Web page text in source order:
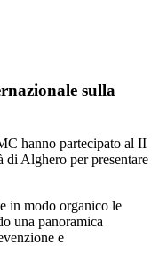
sulla
hanno partecipato al II
di Alghero per presentare
in modo organico le
una panoramica
e